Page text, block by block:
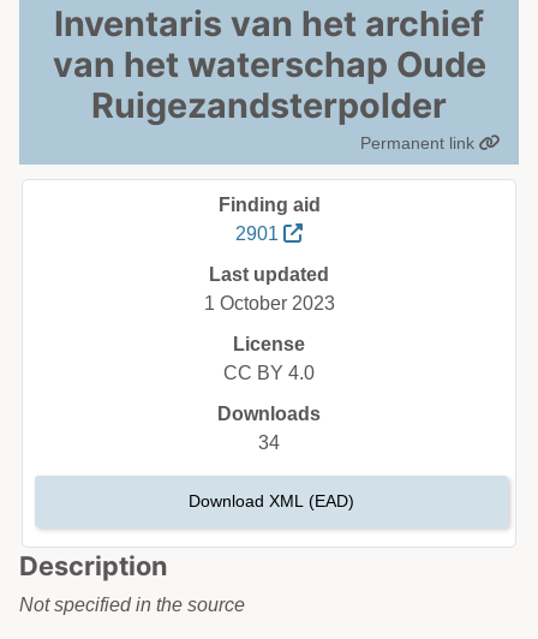
Inventaris van het archief
van het waterschap Oude
Ruigezandsterpolder
Permanent link
Description
Not specified in the source
Finding aid
2901
Last updated
1 October 2023
License
CC BY 4.0
Downloads
34
Download XML (EAD)